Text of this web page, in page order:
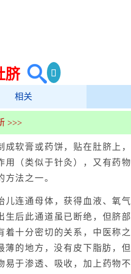
脐
相关
>>>
软膏或药饼，贴在肚脐上，
用（类似于针灸），又有药物
法之一。
连通母体，获得血液、氧气
生后此通道虽已断绝，但脐部
着十分密切的关系，中医称之
薄的地方，没有皮下脂肪，但
易于渗透、吸收，加上药物不